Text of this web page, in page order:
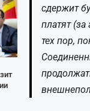
сдержит
платят
тех пор,